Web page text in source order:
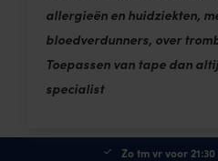
allergieën en huidziekten,
bloedverdunners, over
Toepassen van tape dan
specialist
Zo tm vr voor